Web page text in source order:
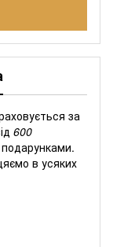
за
600
в усяких